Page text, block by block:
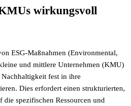
wirkungsvoll
ESG-Maßnahmen (Environmental,
und mittlere Unternehmen (KMU)
fest in ihre
Dies erfordert einen strukturierten,
die spezifischen Ressourcen und